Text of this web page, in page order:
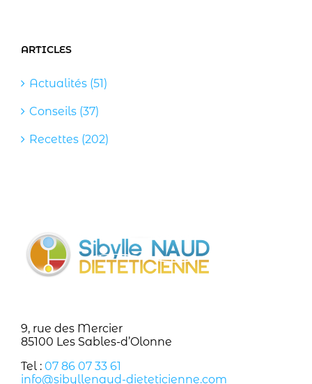
ARTICLES
Actualités (51)
Conseils (37)
Recettes (202)
9, rue des Mercier
85100 Les Sables-d’Olonne
Tel : 07 86 07 33 61
info@sibyllenaud-dieteticienne.com